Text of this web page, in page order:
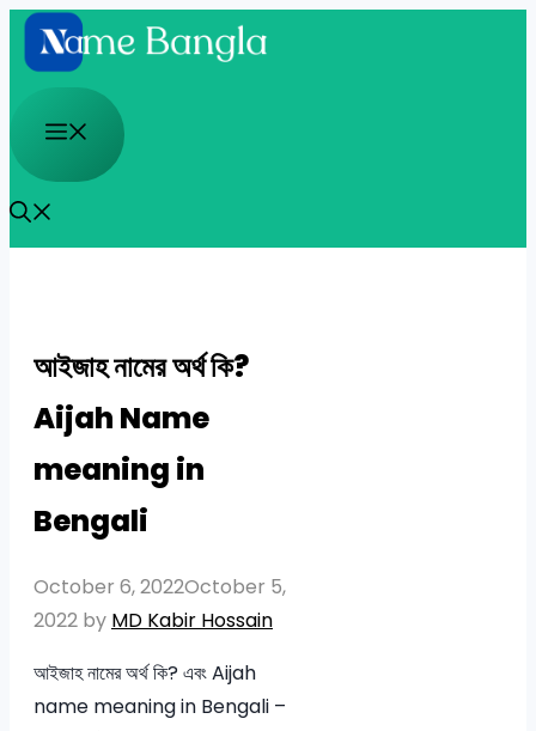
Skip
to
content
Menu
আইজাহ নামের অর্থ কি?
Aijah Name
meaning in
Bengali
October 6, 2022October 5,
2022 by MD Kabir Hossain
আইজাহ নামের অর্থ কি? এবং Aijah
name meaning in Bengali –